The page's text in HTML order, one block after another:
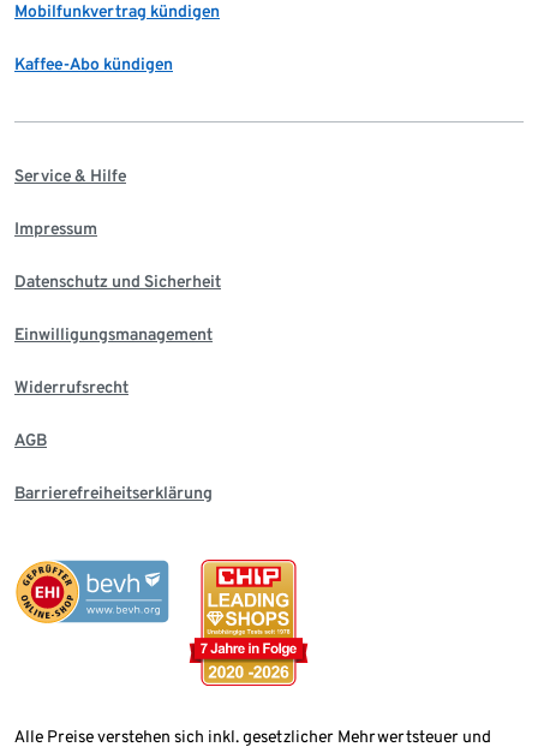
Mobilfunkvertrag kündigen
Kaffee-Abo kündigen
Service & Hilfe
Impressum
Datenschutz und Sicherheit
Einwilligungsmanagement
Widerrufsrecht
AGB
Barrierefreiheitserklärung
Alle Preise verstehen sich inkl. gesetzlicher Mehrwertsteuer und